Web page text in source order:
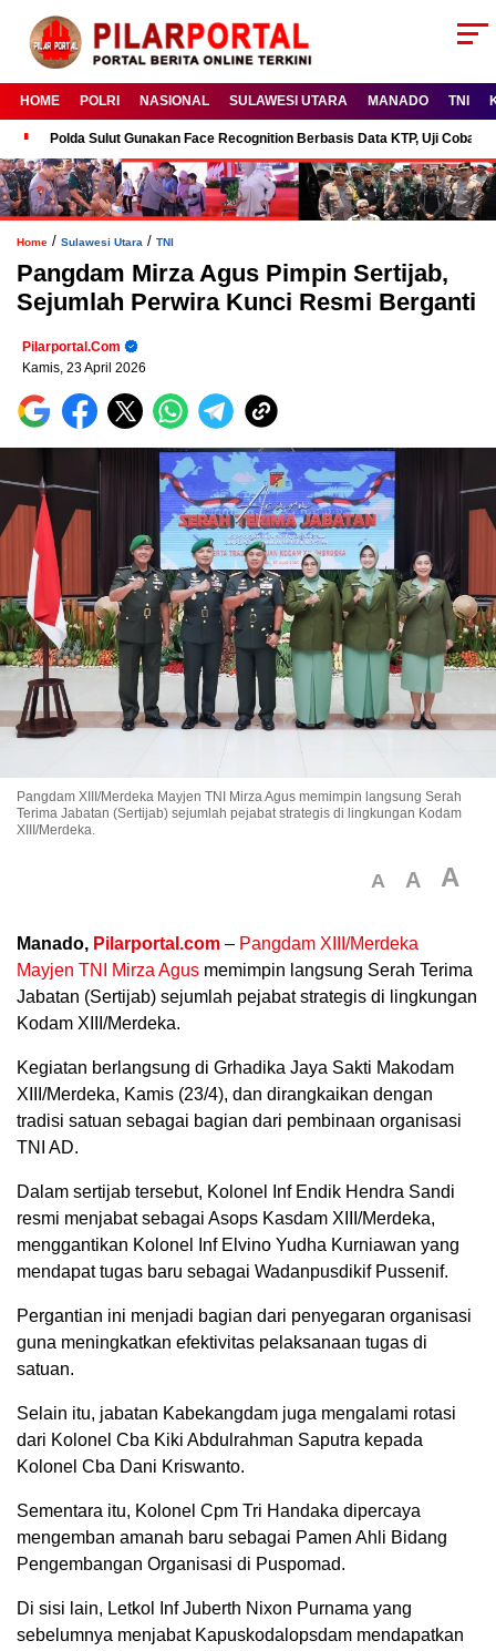
HOME POLRI NASIONAL SULAWESI UTARA MANADO TNI
Polda Sulut Gunakan Face Recognition Berbasis Data KTP, Uji Coba
Home / Sulawesi Utara / TNI
Pangdam Mirza Agus Pimpin Sertijab,
Sejumlah Perwira Kunci Resmi Berganti
Pilarportal.com
Kamis, 23 April 2026
Pangdam XIII/Merdeka Mayjen TNI Mirza Agus memimpin langsung Serah
Terima Jabatan (Sertijab) sejumlah pejabat strategis di lingkungan Kodam
XIII/Merdeka.
A A A
Manado, Pilarportal.com – Pangdam XIII/Merdeka
Mayjen TNI Mirza Agus memimpin langsung Serah Terima
Jabatan (Sertijab) sejumlah pejabat strategis di lingkungan
Kodam XIII/Merdeka.
Kegiatan berlangsung di Grhadika Jaya Sakti Makodam
XIII/Merdeka, Kamis (23/4), dan dirangkaikan dengan
tradisi satuan sebagai bagian dari pembinaan organisasi
TNI AD.
Dalam sertijab tersebut, Kolonel Inf Endik Hendra Sandi
resmi menjabat sebagai Asops Kasdam XIII/Merdeka,
menggantikan Kolonel Inf Elvino Yudha Kurniawan yang
mendapat tugas baru sebagai Wadanpusdikif Pussenif.
Pergantian ini menjadi bagian dari penyegaran organisasi
guna meningkatkan efektivitas pelaksanaan tugas di
satuan.
Selain itu, jabatan Kabekangdam juga mengalami rotasi
dari Kolonel Cba Kiki Abdulrahman Saputra kepada
Kolonel Cba Dani Kriswanto.
Sementara itu, Kolonel Cpm Tri Handaka dipercaya
mengemban amanah baru sebagai Pamen Ahli Bidang
Pengembangan Organisasi di Puspomad.
Di sisi lain, Letkol Inf Juberth Nixon Purnama yang
sebelumnya menjabat Kapuskodalopsdam mendapatkan